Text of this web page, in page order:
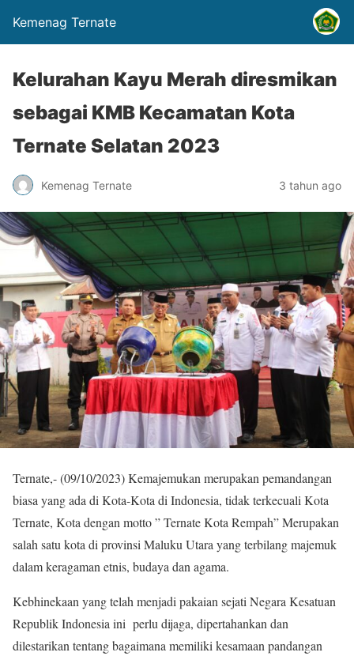
Kemenag Ternate
Kelurahan Kayu Merah diresmikan
sebagai KMB Kecamatan Kota
Ternate Selatan 2023
Kemenag Ternate 3 tahun ago
Ternate,- (09/10/2023) Kemajemukan merupakan pemandangan
biasa yang ada di Kota-Kota di Indonesia, tidak terkecuali Kota
Ternate, Kota dengan motto ” Ternate Kota Rempah” Merupakan
salah satu kota di provinsi Maluku Utara yang terbilang majemuk
dalam keragaman etnis, budaya dan agama.
Kebhinekaan yang telah menjadi pakaian sejati Negara Kesatuan
Republik Indonesia ini perlu dijaga, dipertahankan dan
dilestarikan tentang bagaimana memiliki kesamaan pandangan